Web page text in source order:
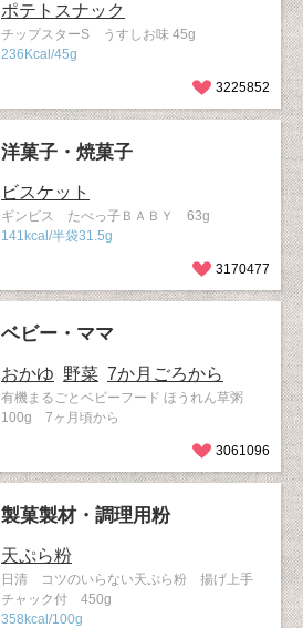
ポテトスナック
チップスターS うすしお味 45g
236Kcal/45g
3225852
洋菓子・焼菓子
ビスケット
ギンビス たべっ子ＢＡＢＹ 63g
141kcal/半袋31.5g
3170477
ベビー・ママ
おかゆ 野菜 7か月ごろから
有機まるごとベビーフード ほうれん草粥
100g 7ヶ月頃から
3061096
製菓製材・調理用粉
天ぷら粉
日清 コツのいらない天ぷら粉 揚げ上手
チャック付 450g
358kcal/100g